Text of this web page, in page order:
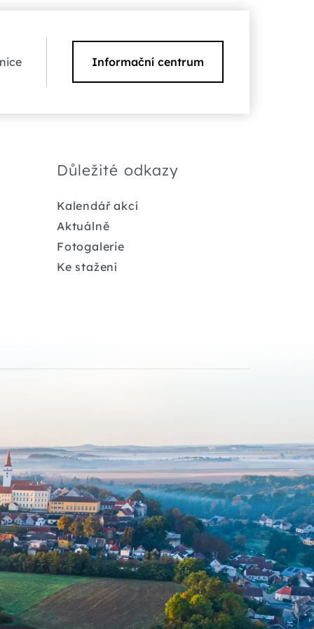
Informační centrum
Důležité odkazy
Kalendář akcí
Aktuálně
Fotogalerie
Ke stažení